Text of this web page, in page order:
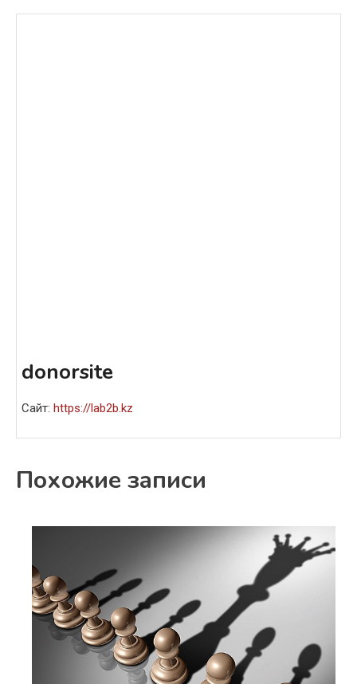
donorsite
Сайт: https://lab2b.kz
Похожие записи